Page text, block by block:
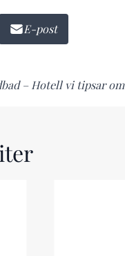
E-post
– Hotell vi tipsar om